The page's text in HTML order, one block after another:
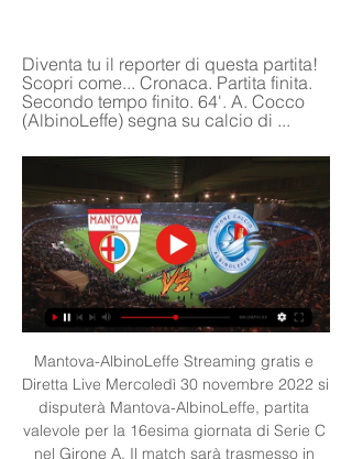
Diventa tu il reporter di questa partita!
Scopri come... Cronaca. Partita finita.
Secondo tempo finito. 64'. A. Cocco
(AlbinoLeffe) segna su calcio di ...
Mantova-AlbinoLeffe Streaming gratis e
Diretta Live Mercoledì 30 novembre 2022 si
disputerà Mantova-AlbinoLeffe, partita
valevole per la 16esima giornata di Serie C
nel Girone A. Il match sarà trasmesso in